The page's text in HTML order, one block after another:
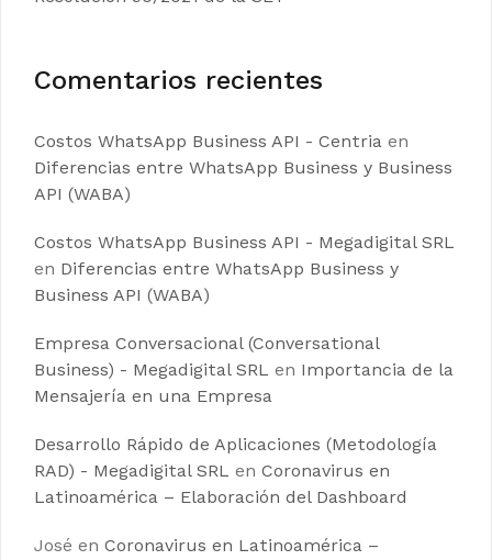
Comentarios recientes
Costos WhatsApp Business API - Centria en
Diferencias entre WhatsApp Business y Business
API (WABA)
Costos WhatsApp Business API - Megadigital SRL
en Diferencias entre WhatsApp Business y
Business API (WABA)
Empresa Conversacional (Conversational
Business) - Megadigital SRL en Importancia de la
Mensajería en una Empresa
Desarrollo Rápido de Aplicaciones (Metodología
RAD) - Megadigital SRL en Coronavirus en
Latinoamérica – Elaboración del Dashboard
José en Coronavirus en Latinoamérica –